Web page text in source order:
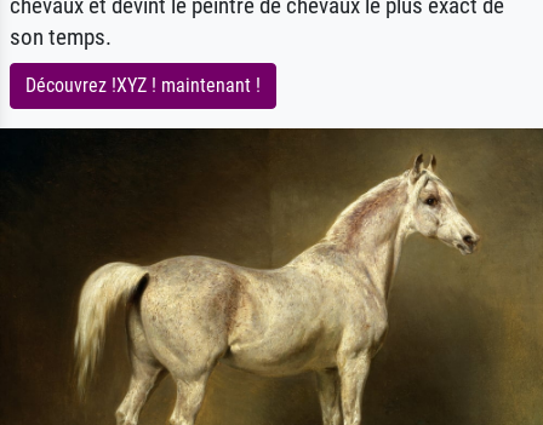
son temps.
Découvrez !XYZ ! maintenant !